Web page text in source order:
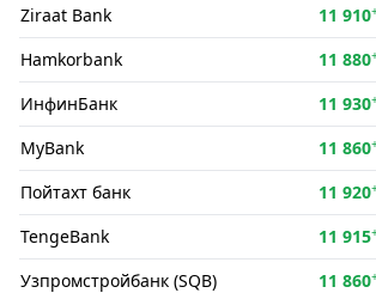
Ziraat Bank 11 910
Hamkorbank 11 880
ИнфинБанк 11 930
MyBank 11 860
Пойтахт банк 11 920
TengeBank 11 915
Узпромстройбанк (SQB) 11 860